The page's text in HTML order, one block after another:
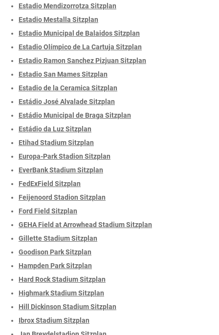
Estadio Mendizorrotza Sitzplan
Estadio Mestalla Sitzplan
Estadio Municipal de Balaidos Sitzplan
Estadio Olímpico de La Cartuja Sitzplan
Estadio Ramon Sanchez Pizjuan Sitzplan
Estadio San Mames Sitzplan
Estadio de la Ceramica Sitzplan
Estádio José Alvalade Sitzplan
Estádio Municipal de Braga Sitzplan
Estádio da Luz Sitzplan
Etihad Stadium Sitzplan
Europa-Park Stadion Sitzplan
EverBank Stadium Sitzplan
FedExField Sitzplan
Feijenoord Stadion Sitzplan
Ford Field Sitzplan
GEHA Field at Arrowhead Stadium Sitzplan
Gillette Stadium Sitzplan
Goodison Park Sitzplan
Hampden Park Sitzplan
Hard Rock Stadium Sitzplan
Highmark Stadium Sitzplan
Hill Dickinson Stadium Sitzplan
Ibrox Stadium Sitzplan